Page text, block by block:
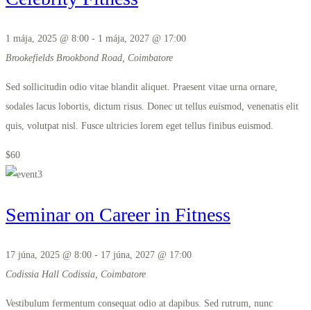
1 mája, 2025 @ 8:00 - 1 mája, 2027 @ 17:00
Brookefields Brookbond Road, Coimbatore
Sed sollicitudin odio vitae blandit aliquet. Praesent vitae urna ornare,
sodales lacus lobortis, dictum risus. Donec ut tellus euismod, venenatis elit
quis, volutpat nisl. Fusce ultricies lorem eget tellus finibus euismod.
$60
Seminar on Career in Fitness
17 júna, 2025 @ 8:00 - 17 júna, 2027 @ 17:00
Codissia Hall Codissia, Coimbatore
Vestibulum fermentum consequat odio at dapibus. Sed rutrum, nunc